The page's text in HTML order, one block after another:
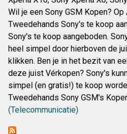
Wil je een Sony GSM Kopen?
Tweedehands Sony's te koop
Sony's te koop aangeboden.
heel simpel door hierboven de
klikken. Ben je in het bezit van
deze juist Vérkopen? Sony's
simpel (en gratis!) te koop
Tweedehands Sony GSM's
(Telecommunicatie)